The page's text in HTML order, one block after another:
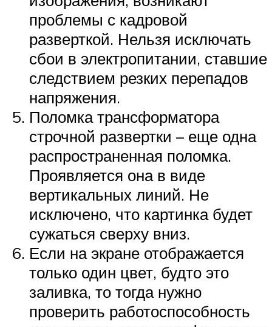
проблемы с кадровой
разверткой. Нельзя исключать
сбои в электропитании, ставшие
следствием резких перепадов
напряжения.
Поломка трансформатора
строчной развертки – еще одна
распространенная поломка.
Проявляется она в виде
вертикальных линий. Не
исключено, что картинка будет
сужаться сверху вниз.
Если на экране отображается
только один цвет, будто это
заливка, то тогда нужно
проверить работоспособность